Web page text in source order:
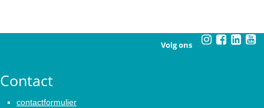
Volg ons
Contact
contactformulier